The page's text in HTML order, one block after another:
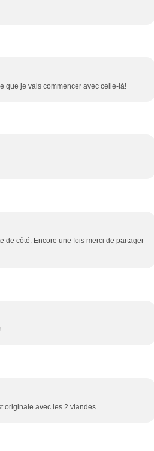
que je vais commencer avec celle-là!
de côté. Encore une fois merci de partager
originale avec les 2 viandes